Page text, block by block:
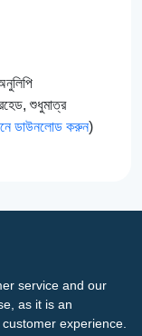
শুধুমাত্র
ডাউনলোড করুন)
service and our
as it is an
experience.